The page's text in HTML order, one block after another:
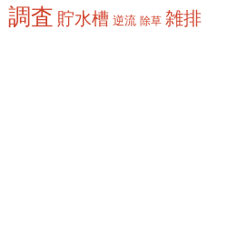
調査 貯水槽 逆流 除草 雑排